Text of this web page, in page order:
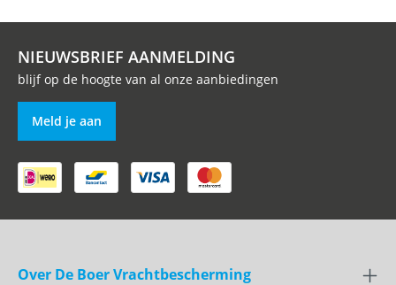
NIEUWSBRIEF AANMELDING
blijf op de hoogte van al onze aanbiedingen
Meld je aan
Over De Boer Vrachtbescherming